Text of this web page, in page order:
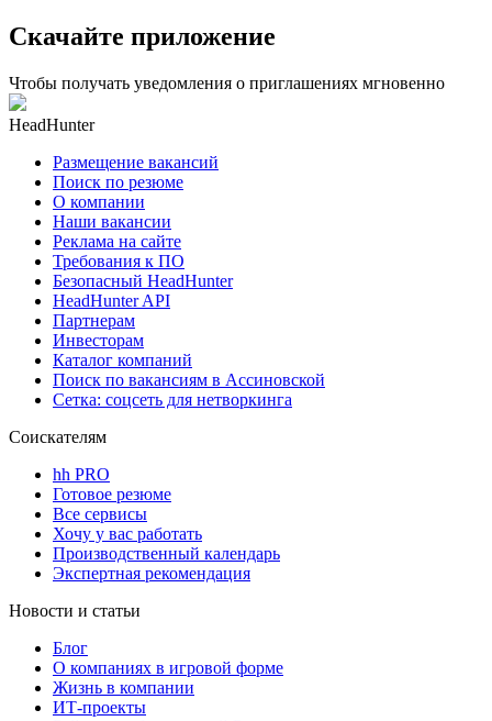
Скачайте приложение
Чтобы получать уведомления о приглашениях мгновенно
HeadHunter
Размещение вакансий
Поиск по резюме
О компании
Наши вакансии
Реклама на сайте
Требования к ПО
Безопасный HeadHunter
HeadHunter API
Партнерам
Инвесторам
Каталог компаний
Поиск по вакансиям в Ассиновской
Сетка: соцсеть для нетворкинга
Соискателям
hh PRO
Готовое резюме
Все сервисы
Хочу у вас работать
Производственный календарь
Экспертная рекомендация
Новости и статьи
Блог
О компаниях в игровой форме
Жизнь в компании
ИТ-проекты